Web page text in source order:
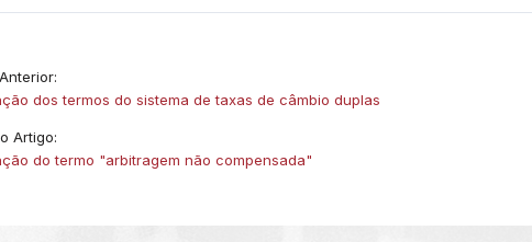
dos termos do sistema de taxas de câmbio duplas
Artigo:
do termo "arbitragem não compensada"